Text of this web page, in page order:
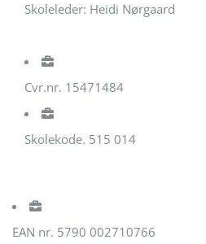
Skoleleder: Heidi Nørgaard
Cvr.nr. 15471484
Skolekode. 515 014
EAN nr. 5790 002710766